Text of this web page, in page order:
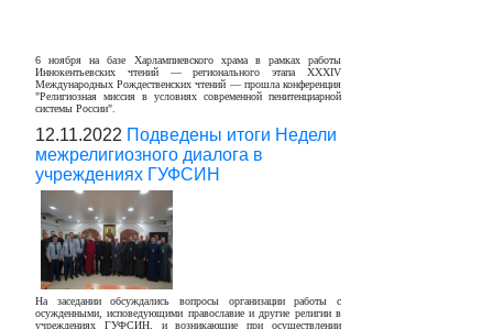
6 ноября на базе Харлампиевского храма в рамках работы
Иннокентьевских чтений — регионального этапа XXХIV
Международных Рождественских чтений — прошла конференция
"Религиозная миссия в условиях современной пенитенциарной
системы России".
12.11.2022 Подведены итоги Недели
межрелигиозного диалога в
учреждениях ГУФСИН
На заседании обсуждались вопросы организации работы с
осужденными, исповедующими православие и другие религии в
учреждениях ГУФСИН, и возникающие при осуществлении